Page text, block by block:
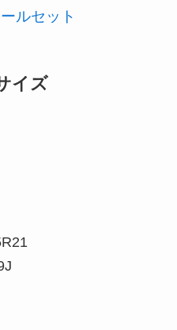
ルセット
イズ